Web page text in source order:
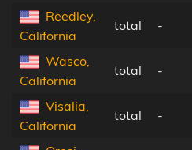
Reedley,
California
total -
Wasco,
California
total -
Visalia,
California
total -